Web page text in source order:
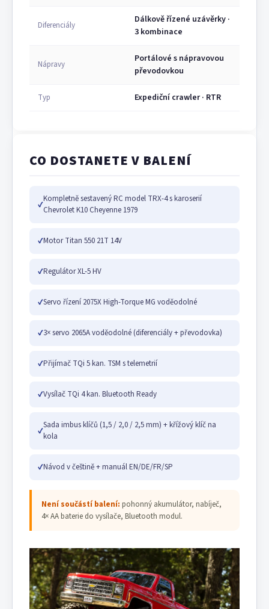
Diferenciály
Dálkově řízené uzávěrky ·
3 kombinace
Nápravy
Portálové s nápravovou
převodovkou
Typ Expediční crawler · RTR
CO DOSTANETE V BALENÍ
✓
Kompletně sestavený RC model TRX-4 s karoserií
Chevrolet K10 Cheyenne 1979
✓Motor Titan 550 21T 14V
✓Regulátor XL-5 HV
✓Servo řízení 2075X High-Torque MG voděodolné
✓3× servo 2065A voděodolné (diferenciály + převodovka)
✓Přijímač TQi 5 kan. TSM s telemetrií
✓Vysílač TQi 4 kan. Bluetooth Ready
✓
Sada imbus klíčů (1,5 / 2,0 / 2,5 mm) + křížový klíč na
kola
✓Návod v češtině + manuál EN/DE/FR/SP
Není součástí balení: pohonný akumulátor, nabíječ,
4× AA baterie do vysílače, Bluetooth modul.